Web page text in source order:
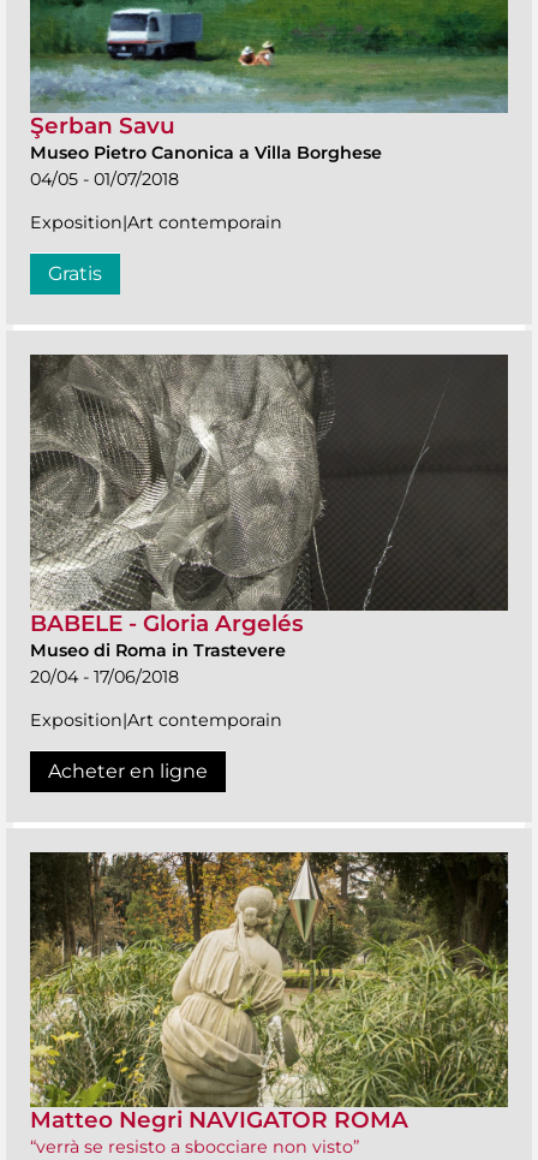
Şerban Savu
Museo Pietro Canonica a Villa Borghese
04/05 - 01/07/2018
Exposition|Art contemporain
Gratis
BABELE - Gloria Argelés
Museo di Roma in Trastevere
20/04 - 17/06/2018
Exposition|Art contemporain
Acheter en ligne
Matteo Negri NAVIGATOR ROMA
“verrà se resisto a sbocciare non visto”